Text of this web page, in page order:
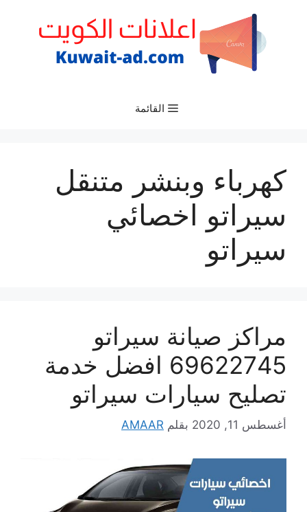
القائمة
كهرباء وبنشر متنقل
سيراتو اخصائي
سيراتو
مراكز صيانة سيراتو
69622745 افضل خدمة
تصليح سيارات سيراتو
أغسطس 11, 2020 بقلم AMAAR